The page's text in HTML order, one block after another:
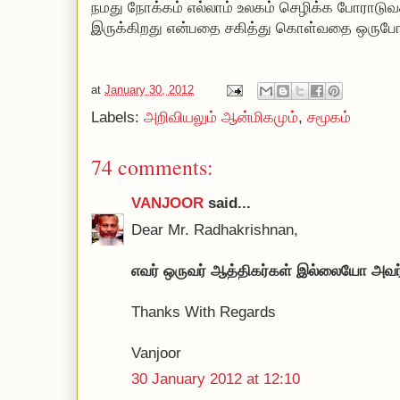
நமது நோக்கம் எல்லாம் உலகம் செழிக்க
இருக்கிறது என்பதை சகித்து கொள்வதை
at January 30, 2012
Labels: அறிவியலும் ஆன்மிகமும், சமூகம்
74 comments:
VANJOOR said...
Dear Mr. Radhakrishnan,
எவர் ஒருவர் ஆத்திகர்கள் இல்லையோ
Thanks With Regards
Vanjoor
30 January 2012 at 12:10